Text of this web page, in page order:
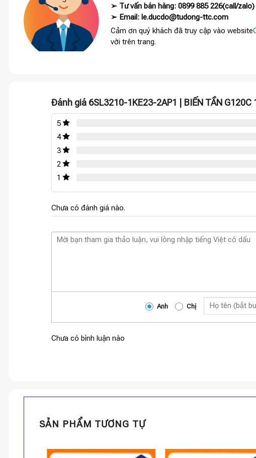
➢ Tư vấn bán hàng: 0899 885 226(call/zalo)
➢ Email: le.ducdo@tudong-ttc.com
Cảm ơn quý khách đã truy cập vào website
vời trên trang.
Đánh giá 6SL3210-1KE23-2AP1 | BIẾN TẦN G120C
5
4
3
2
1
Chưa có đánh giá nào.
Anh Chị
Chưa có bình luận nào
SẢN PHẨM TƯƠNG TỰ